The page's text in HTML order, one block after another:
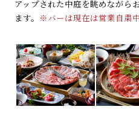
アップされた中庭を眺めながら
ます。 ※バーは現在は営業自粛中